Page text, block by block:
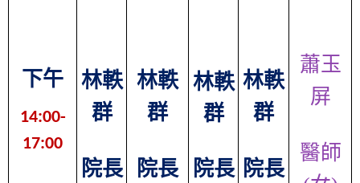
下午
14:00-
17:00
林軼
群
院長
林軼
群
院長
林軼
群
院長
林軼
群
院長
蕭玉
屏
醫師